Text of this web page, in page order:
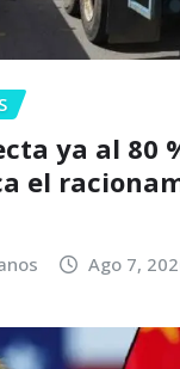
ya al 80
el
Ago 7,